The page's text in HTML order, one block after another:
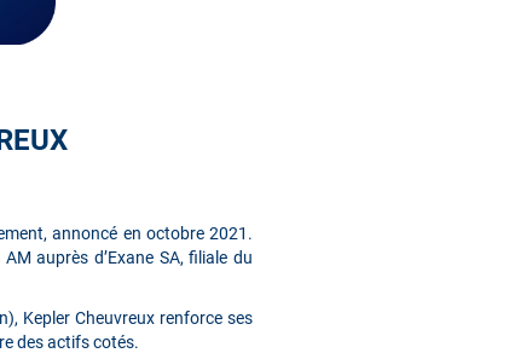
annoncé en octobre 2021.
auprès d’Exane SA, filiale du
Kepler Cheuvreux renforce ses
des actifs cotés.